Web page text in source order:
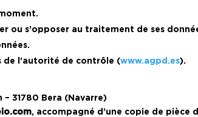
ou s’opposer au traitement de ses
de l’autorité de contrôle (www.agpd.es).
31780 Bera (Navarre)
, accompagné d’une copie de pièce